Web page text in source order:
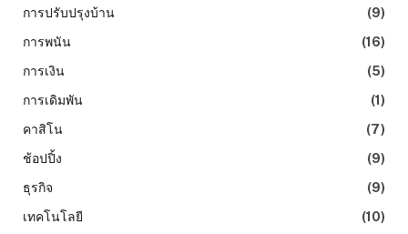
การปรับปรุงบ้าน
(9)
การพนัน
(16)
การเงิน
(5)
การเดิมพัน
(1)
คาสิโน
(7)
ช้อปปิ้ง
(9)
ธุรกิจ
(9)
เทคโนโลยี
(10)